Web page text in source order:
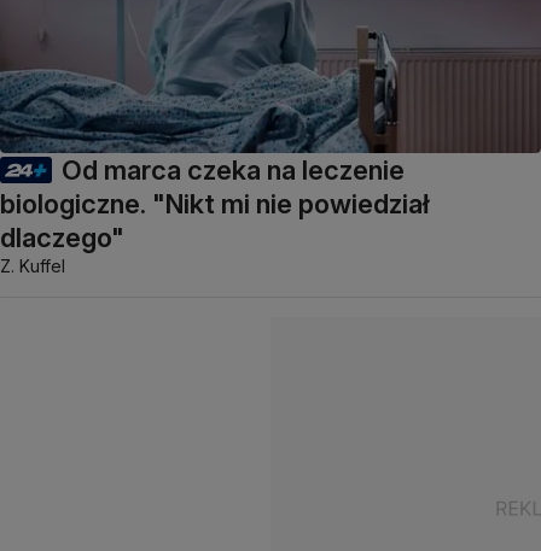
Od marca czeka na leczenie
biologiczne. "Nikt mi nie powiedział
dlaczego"
Z. Kuffel